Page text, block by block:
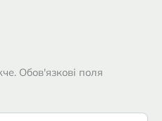
Обов'язкові поля